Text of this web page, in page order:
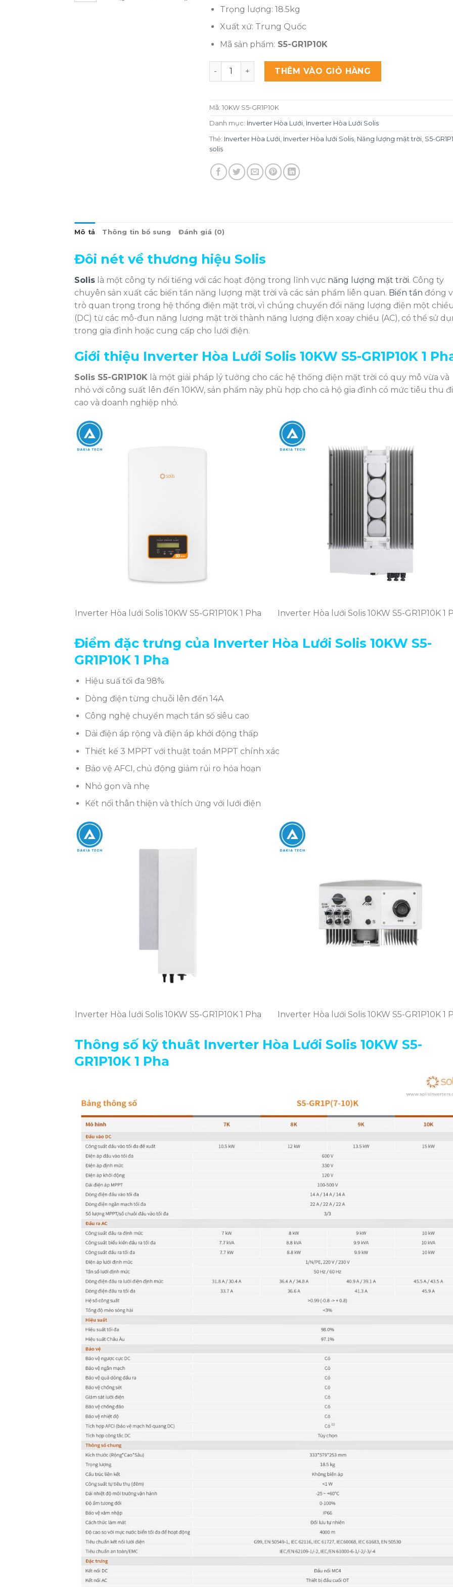
Trọng lượng: 18.5kg
Xuất xứ: Trung Quốc
Mã sản phẩm: S5-GR1P10K
Inverter Hòa lưới Solis 10KW S5-GR1P10K 1 Pha số lượng
THÊM VÀO GIỎ HÀNG
Mã:10KW S5-GR1P10K
Danh mục: Inverter Hòa Lưới, Inverter Hòa Lưới Solis
Thẻ: Inverter Hòa Lưới, Inverter Hòa lưới Solis, Năng lượng mặt trời, S5-
solis
Mô tả Thông tin bổ sung Đánh giá (0)
Đôi nét về thương hiệu Solis
Solis là một công ty nổi tiếng với các hoạt động trong lĩnh vực năng lượng mặt trời. Công ty
chuyên sản xuất các biến tần năng lượng mặt trời và các sản phẩm liên quan. Biến tần đóng
trò quan trọng trong hệ thống điện mặt trời, vì chúng chuyển đổi năng lượng điện một
(DC) từ các mô-đun năng lượng mặt trời thành năng lượng điện xoay chiều (AC), có thể sử
trong gia đình hoặc cung cấp cho lưới điện.
Giới thiệu Inverter Hòa Lưới Solis 10KW S5-GR1P10K 1
Solis S5-GR1P10K là một giải pháp lý tưởng cho các hệ thống điện mặt trời có quy mô vừa và
nhỏ với công suất lên đến 10KW, sản phẩm này phù hợp cho cả hộ gia đình có mức tiêu thu
cao và doanh nghiệp nhỏ.
Inverter Hòa lưới Solis 10KW S5-GR1P10K 1 Pha Inverter Hòa lưới Solis 10KW S5-GR1P10K 1
Điểm đặc trưng của Inverter Hòa Lưới Solis 10KW S5-
GR1P10K 1 Pha
Hiệu suấ tối đa 98%
Dòng điện từng chuỗi lên đến 14A
Công nghệ chuyển mạch tần số siêu cao
Dải điện áp rộng và điện áp khởi động thấp
Thiết kế 3 MPPT với thuật toán MPPT chính xác
Bảo vệ AFCI, chủ động giảm rủi ro hỏa hoạn
Nhỏ gọn và nhẹ
Kết nối thân thiện và thích ứng với lưới điện
Inverter Hòa lưới Solis 10KW S5-GR1P10K 1 Pha Inverter Hòa lưới Solis 10KW S5-GR1P10K 1
Thông số kỹ thuât Inverter Hòa Lưới Solis 10KW S5-
GR1P10K 1 Pha